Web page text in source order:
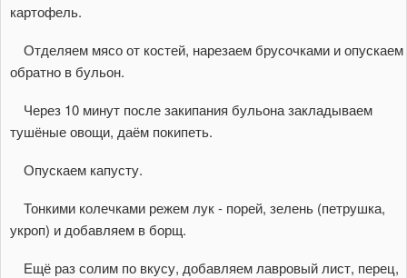
картофель.
Отделяем мясо от костей, нарезаем брусочками и опускаем
обратно в бульон.
Через 10 минут после закипания бульона закладываем
тушёные овощи, даём покипеть.
Опускаем капусту.
Тонкими колечками режем лук - порей, зелень (петрушка,
укроп) и добавляем в борщ.
Ещё раз солим по вкусу, добавляем лавровый лист, перец,